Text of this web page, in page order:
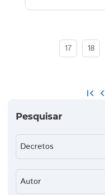
first_page chevron_left
17 18
Pesquisar